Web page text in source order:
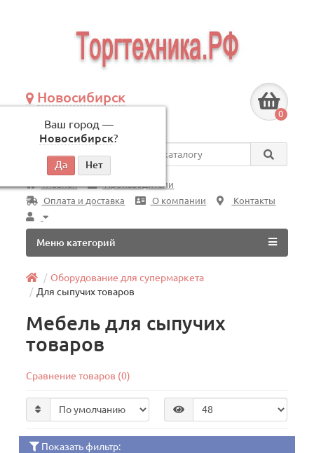
Новосибирск
Ваш город —
Новосибирск?
по будням, с 09:00 до 18:00
0
Везде
Главная
Производители
Оплата и доставка
О компании Контакты
Меню категорий
Оборудование для супермаркета
Для сыпучих товаров
Мебель для сыпучих
товаров
Сравнение товаров (0)
Показать фильтр: